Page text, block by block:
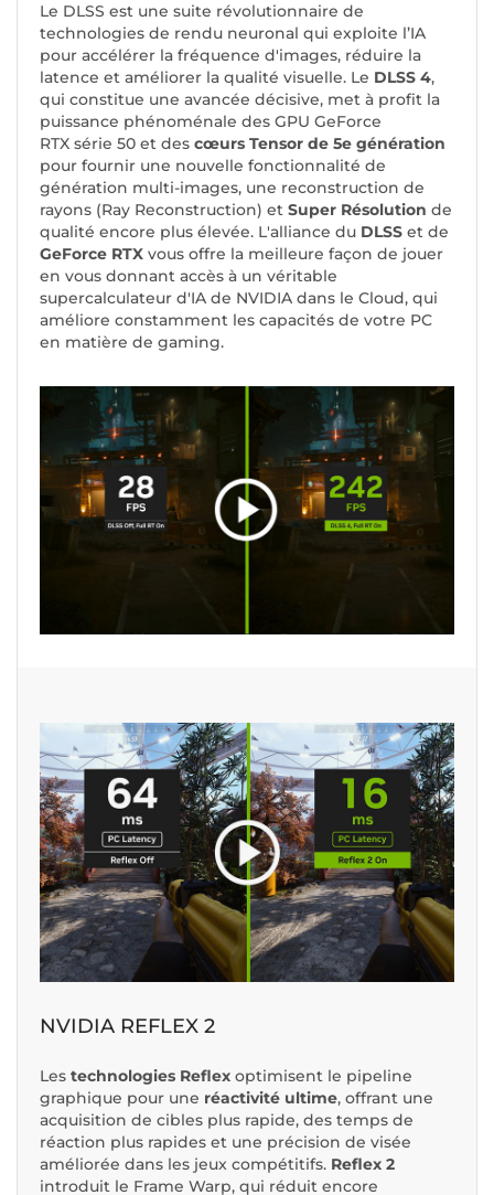
Le DLSS est une suite révolutionnaire de
technologies de rendu neuronal qui exploite l’IA
pour accélérer la fréquence d'images, réduire la
latence et améliorer la qualité visuelle. ‌Le DLSS 4,
qui constitue une avancée décisive, met à profit la
puissance phénoménale des GPU GeForce
RTX série 50 et des cœurs Tensor de 5e génération
pour fournir une nouvelle fonctionnalité de
génération multi-images, une reconstruction de
rayons (Ray Reconstruction) et Super Résolution de
qualité encore plus élevée. L'alliance du DLSS et de
GeForce RTX vous offre la meilleure façon de jouer
en vous donnant accès à un véritable
supercalculateur d'IA de NVIDIA dans le Cloud, qui
améliore constamment les capacités de votre PC
en matière de gaming.
NVIDIA REFLEX 2
Les technologies Reflex optimisent le pipeline
graphique pour une réactivité ultime, offrant une
acquisition de cibles plus rapide, des temps de
réaction plus rapides et une précision de visée
améliorée dans les jeux compétitifs. Reflex 2
introduit le Frame Warp, qui réduit encore